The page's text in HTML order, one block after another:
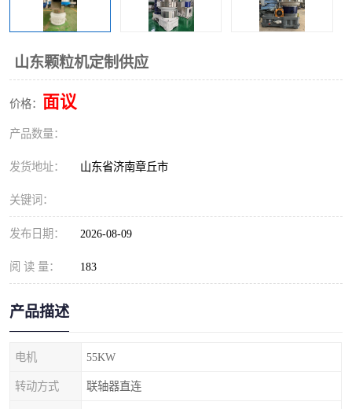
山东颗粒机定制供应
价格： 面议
产品数量：
发货地址： 山东省济南章丘市
关键词：
发布日期： 2026-08-09
阅 读 量： 183
产品描述
电机 55KW
转动方式 联轴器直连